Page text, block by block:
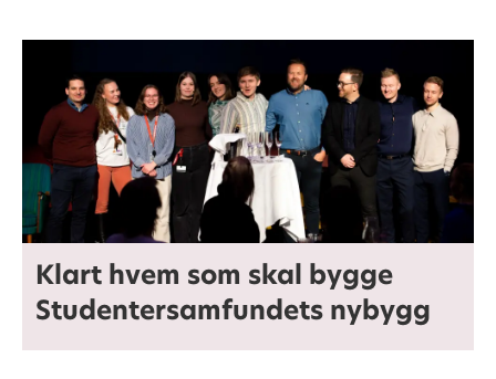
Klart hvem som skal bygge
Studentersamfundets nybygg